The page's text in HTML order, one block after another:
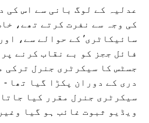
عدلیہ کے لوگ بانی سے اس کی
کی وجہ سے نفرت کرتے تھے،
سائیکاٹری کے حوالے سے،
فائل ججز کو بے نقاب کرنے
جسٹس کا سیکرٹری جنرل ترکی
دری کے دوران پکڑا گیا تھا
سیکرٹری جنرل مقرر کیا
ویڈیو ثبوت غائب ہو گیا